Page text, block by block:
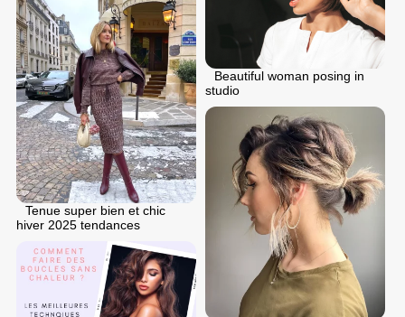
Beautiful woman posing in
studio
Tenue super bien et chic
hiver 2025 tendances